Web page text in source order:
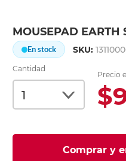
MOUSEPAD EARTH
En stock SKU:
Cantidad
Precio
Comprar y